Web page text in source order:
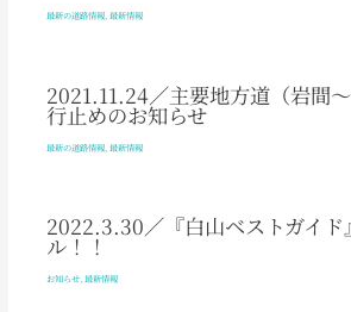
最新の道路情報, 最新情報
2021.11.24／主要地方道（岩間
行止めのお知らせ
最新の道路情報, 最新情報
2022.3.30／『白山ベストガイド
ル！！
お知らせ, 最新情報